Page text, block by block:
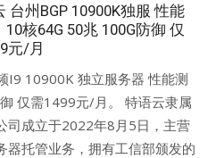
台州BGP 10900K独服 性能
10核64G 50兆 100G防御 仅
元/月
I9 10900K 独立服务器 性能测
仅需1499元/月。 特语云隶属
司成立于2022年8月5日，主营
器托管业务，拥有工信部颁发的